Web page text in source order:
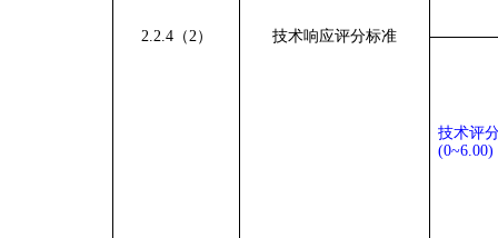
2.2.4（2） 技术响应评分标准
技术评
(0~6.00)